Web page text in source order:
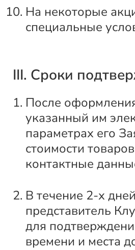
На некоторые
специальные
III. Сроки
После
указанный им
параметрах его
стоимости
контактные
В течение 2-х
представитель
для
времени и места